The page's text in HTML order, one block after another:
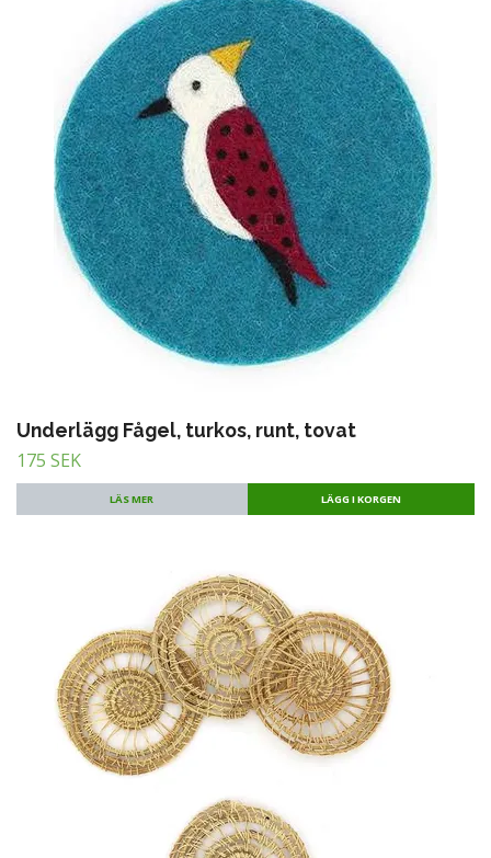
Underlägg Fågel, turkos, runt, tovat
175 SEK
LÄS MER